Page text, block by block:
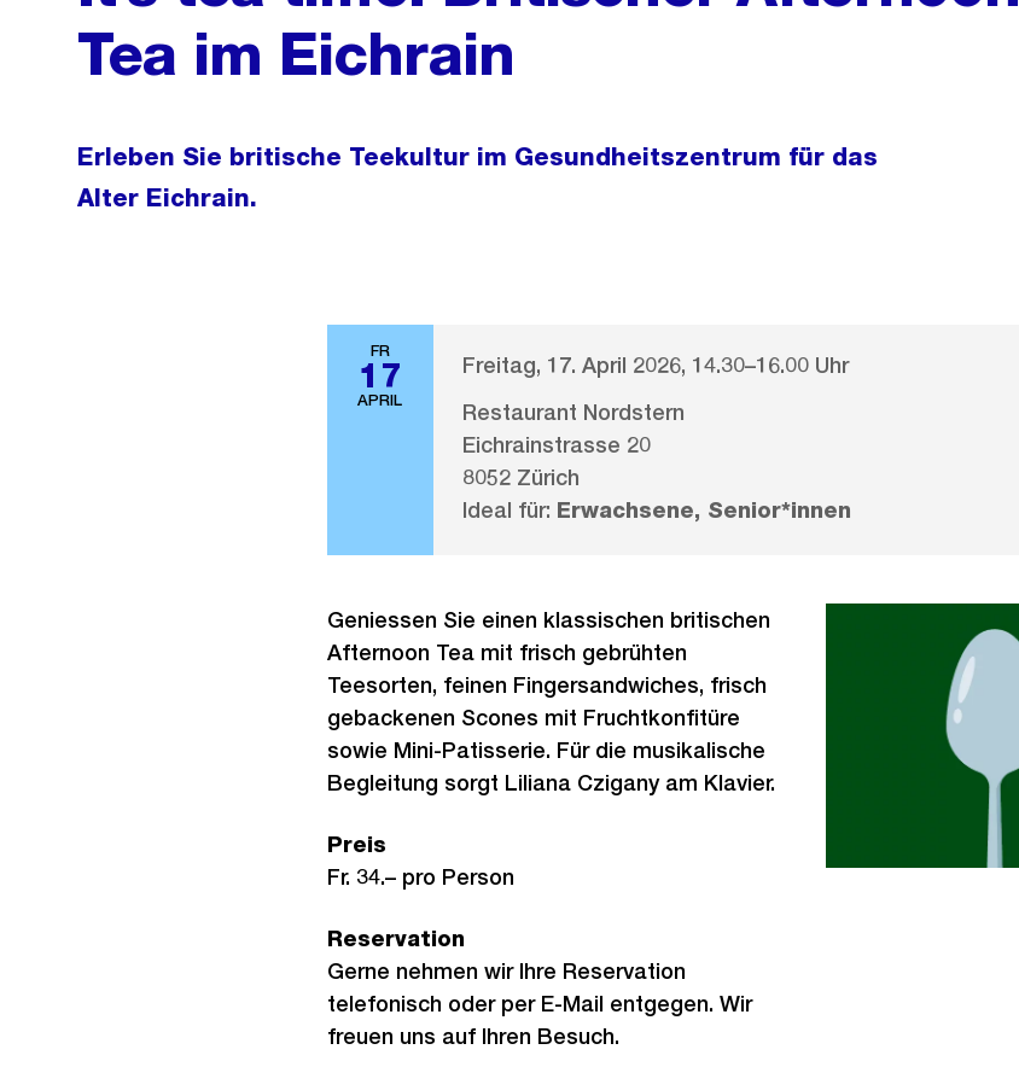
Tea im Eichrain
Erleben Sie britische Teekultur im Gesundheitszentrum für das
Alter Eichrain.
FR
17
APRIL
Freitag, 17. April 2026, 14.30–16.00 Uhr
Restaurant Nordstern
Eichrainstrasse 20
8052 Zürich
Ideal für: Erwachsene, Senior*innen
Geniessen Sie einen klassischen britischen
Afternoon Tea mit frisch gebrühten
Teesorten, feinen Fingersandwiches, frisch
gebackenen Scones mit Fruchtkonfitüre
sowie Mini-Patisserie. Für die musikalische
Begleitung sorgt Liliana Czigany am Klavier.
Preis
Fr. 34.– pro Person
Reservation
Gerne nehmen wir Ihre Reservation
telefonisch oder per E-Mail entgegen. Wir
freuen uns auf Ihren Besuch.